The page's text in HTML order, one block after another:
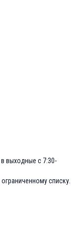
в выходные с 7:30-
списку.